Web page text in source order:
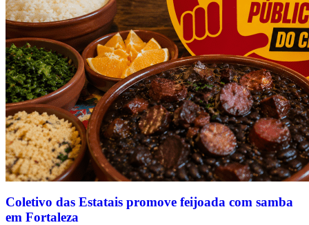
Coletivo das Estatais promove feijoada com samba
em Fortaleza